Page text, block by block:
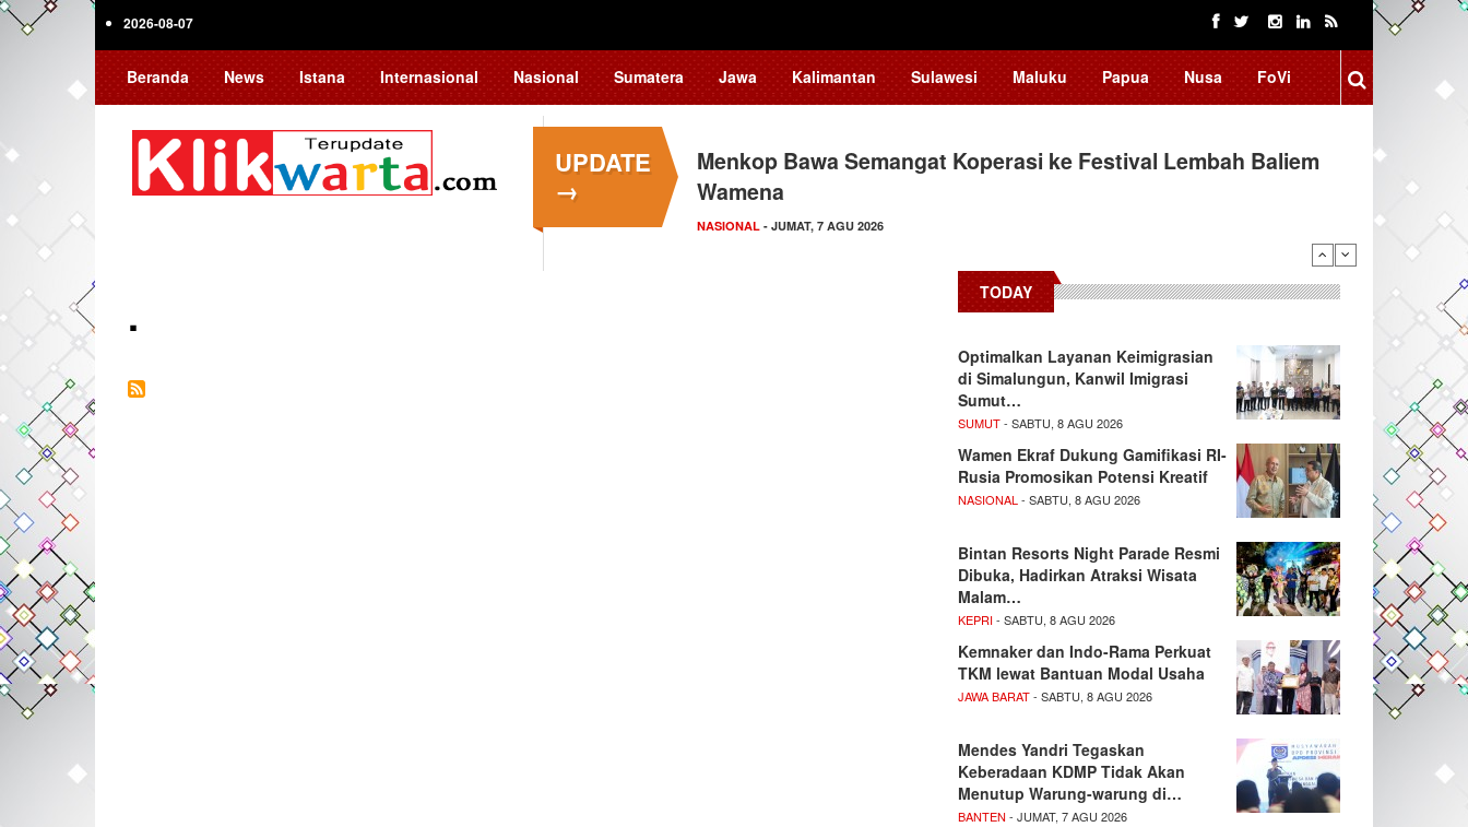
Skip
2026-08-07
Beranda News Istana Internasional Nasional Sumatera Jawa Kalimantan Sulawesi Maluku Papua Nusa FoVi
UPDATE
→
Menkop Bawa Semangat Koperasi ke Festival Lembah Baliem
Wamena
NASIONAL - JUMAT, 7 AGU 2026
. TODAY
Optimalkan Layanan Keimigrasian
di Simalungun, Kanwil Imigrasi
Sumut…
SUMUT- SABTU, 8 AGU 2026
Wamen Ekraf Dukung Gamifikasi RI-
Rusia Promosikan Potensi Kreatif
NASIONAL - SABTU, 8 AGU 2026
Bintan Resorts Night Parade Resmi
Dibuka, Hadirkan Atraksi Wisata
Malam…
KEPRI- SABTU, 8 AGU 2026
Kemnaker dan Indo-Rama Perkuat
TKM lewat Bantuan Modal Usaha
JAWA BARAT- SABTU, 8 AGU 2026
Mendes Yandri Tegaskan
Keberadaan KDMP Tidak Akan
Menutup Warung-warung di…
BANTEN - JUMAT, 7 AGU 2026